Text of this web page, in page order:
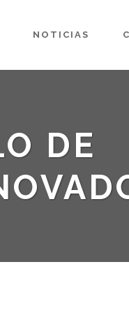
NOTICIAS
DE